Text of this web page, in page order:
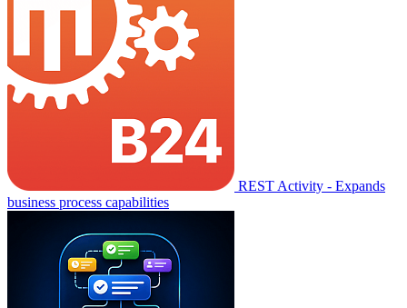
REST Activity - Expands
business process capabilities